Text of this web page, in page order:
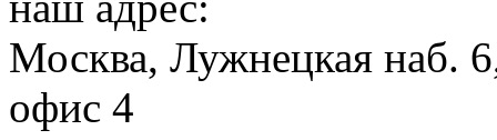
Москва, Лужнецкая наб.
офис 4